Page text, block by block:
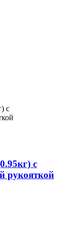
с
рукояткой